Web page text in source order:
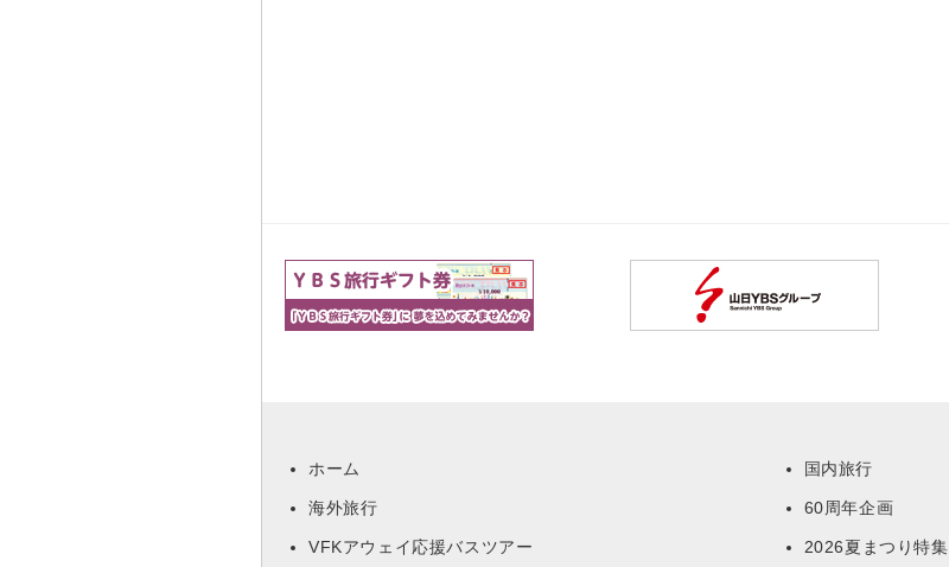
ホーム 国内旅行
海外旅行 60周年企画
VFKアウェイ応援バスツアー 2026夏まつり特集